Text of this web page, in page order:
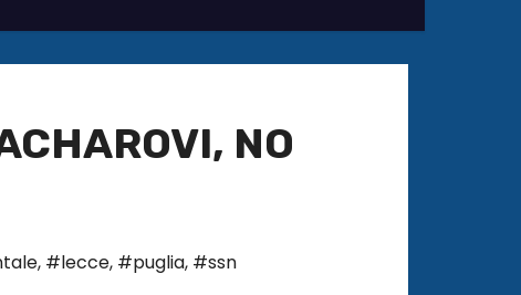
NO
, #lecce, #puglia, #ssn